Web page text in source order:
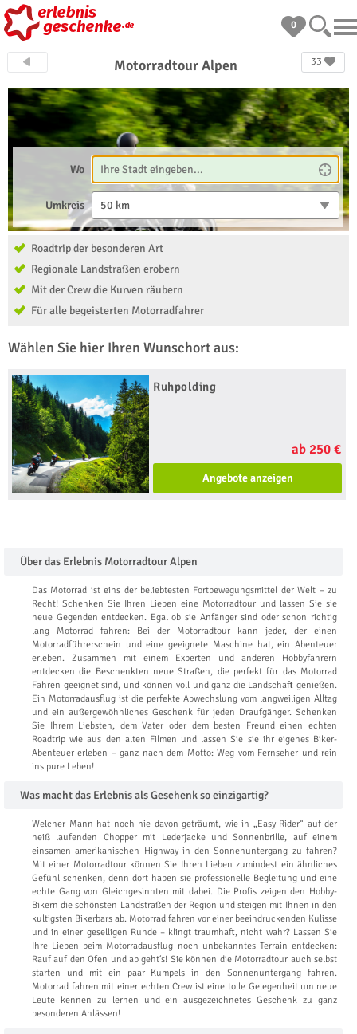
0
33
Motorradtour Alpen
Wo
Umkreis 50 km
Roadtrip der besonderen Art
Regionale Landstraßen erobern
Mit der Crew die Kurven räubern
Für alle begeisterten Motorradfahrer
Wählen Sie hier Ihren Wunschort aus:
Ruhpolding
ab 250 €
Angebote anzeigen
Über das Erlebnis Motorradtour Alpen
Das Motorrad ist eins der beliebtesten Fortbewegungsmittel der Welt – zu
Recht! Schenken Sie Ihren Lieben eine Motorradtour und lassen Sie sie
neue Gegenden entdecken. Egal ob sie Anfänger sind oder schon richtig
lang Motorrad fahren: Bei der Motorradtour kann jeder, der einen
Motorradführerschein und eine geeignete Maschine hat, ein Abenteuer
erleben. Zusammen mit einem Experten und anderen Hobbyfahrern
entdecken die Beschenkten neue Straßen, die perfekt für das Motorrad
Fahren geeignet sind, und können voll und ganz die Landschaft genießen.
Ein Motorradausflug ist die perfekte Abwechslung vom langweiligen Alltag
und ein außergewöhnliches Geschenk für jeden Draufgänger. Schenken
Sie Ihrem Liebsten, dem Vater oder dem besten Freund einen echten
Roadtrip wie aus den alten Filmen und lassen Sie sie ihr eigenes Biker-
Abenteuer erleben – ganz nach dem Motto: Weg vom Fernseher und rein
ins pure Leben!
Was macht das Erlebnis als Geschenk so einzigartig?
Welcher Mann hat noch nie davon geträumt, wie in „Easy Rider“ auf der
heiß laufenden Chopper mit Lederjacke und Sonnenbrille, auf einem
einsamen amerikanischen Highway in den Sonnenuntergang zu fahren?
Mit einer Motorradtour können Sie Ihren Lieben zumindest ein ähnliches
Gefühl schenken, denn dort haben sie professionelle Begleitung und eine
echte Gang von Gleichgesinnten mit dabei. Die Profis zeigen den Hobby-
Bikern die schönsten Landstraßen der Region und steigen mit Ihnen in den
kultigsten Bikerbars ab. Motorrad fahren vor einer beeindruckenden Kulisse
und in einer geselligen Runde – klingt traumhaft, nicht wahr? Lassen Sie
Ihre Lieben beim Motorradausflug noch unbekanntes Terrain entdecken:
Rauf auf den Ofen und ab geht‘s! Sie können die Motorradtour auch selbst
starten und mit ein paar Kumpels in den Sonnenuntergang fahren.
Motorrad fahren mit einer echten Crew ist eine tolle Gelegenheit um neue
Leute kennen zu lernen und ein ausgezeichnetes Geschenk zu ganz
besonderen Anlässen!